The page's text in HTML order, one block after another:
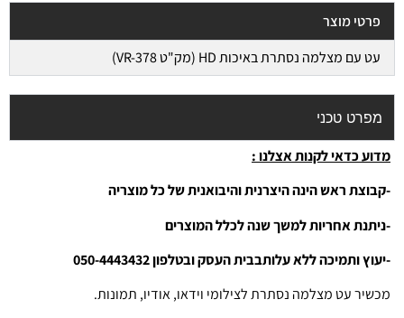
פרטי מוצר
עט עם מצלמה נסתרת באיכות HD (מק"ט VR-378)
מפרט טכני
מדוע כדאי לקנות אצלנו :
-קבוצת ראש הינה היצרנית והיבואנית של כל מוצריה
-ניתנת אחריות למשך שנה לכלל המוצרים
-יעוץ ותמיכה ללא עלותבבית העסק ובטלפון 050-4443432
מכשיר עט מצלמה נסתרת לצילומי וידאו, אודיו, תמונות.